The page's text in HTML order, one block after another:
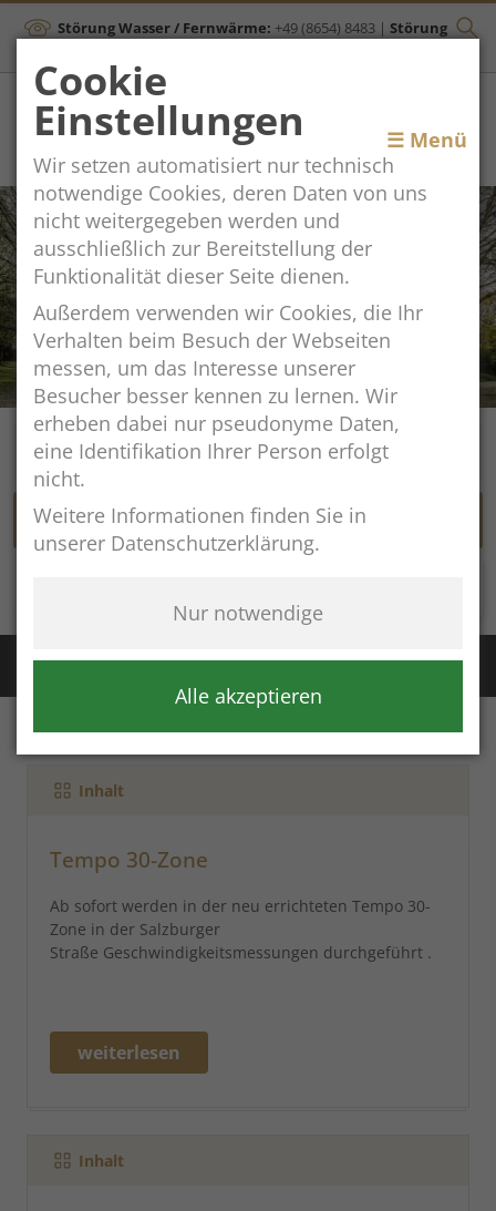
Störung Wasser / Fernwärme: +49 (8654) 8483 | Störung
Toggle
navigation
☰ Menü
Inhalt
Tempo 30-Zone
Ab sofort werden in der neu errichteten Tempo 30-
Zone in der Salzburger
Straße Geschwindigkeitsmessungen durchgeführt .
weiterlesen
Inhalt
Cookie
Einstellungen
Wir setzen automatisiert nur technisch
notwendige Cookies, deren Daten von uns
nicht weitergegeben werden und
ausschließlich zur Bereitstellung der
Funktionalität dieser Seite dienen.
Außerdem verwenden wir Cookies, die Ihr
Verhalten beim Besuch der Webseiten
messen, um das Interesse unserer
Besucher besser kennen zu lernen. Wir
erheben dabei nur pseudonyme Daten,
eine Identifikation Ihrer Person erfolgt
nicht.
Weitere Informationen finden Sie in
unserer Datenschutzerklärung.
Nur notwendige
Alle akzeptieren